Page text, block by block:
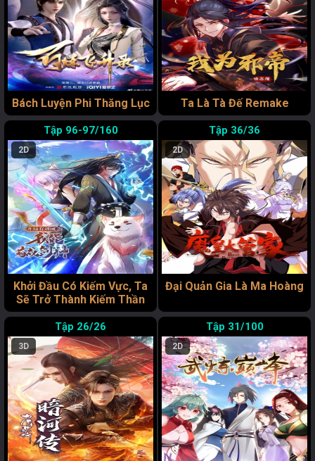
Bách Luyện Phi Thăng Lục Ta Là Tà Đế Remake
96-97/160
2D
Khởi Đầu Có Kiếm Vực, Ta
Sẽ Trở Thành Kiếm Thần
36/36
2D
Đại Quản Gia Là Ma Hoàng
26/26
3D
31/100
2D